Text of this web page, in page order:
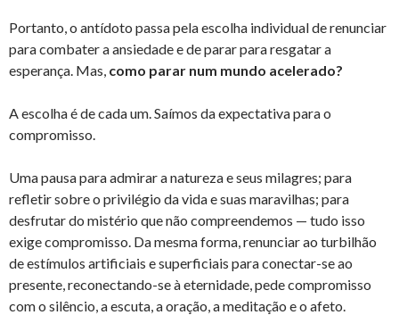
Portanto, o antídoto passa pela escolha individual de renunciar
para combater a ansiedade e de parar para resgatar a
esperança. Mas, como parar num mundo acelerado?
A escolha é de cada um. Saímos da expectativa para o
compromisso.
Uma pausa para admirar a natureza e seus milagres; para
refletir sobre o privilégio da vida e suas maravilhas; para
desfrutar do mistério que não compreendemos — tudo isso
exige compromisso. Da mesma forma, renunciar ao turbilhão
de estímulos artificiais e superficiais para conectar-se ao
presente, reconectando-se à eternidade, pede compromisso
com o silêncio, a escuta, a oração, a meditação e o afeto.